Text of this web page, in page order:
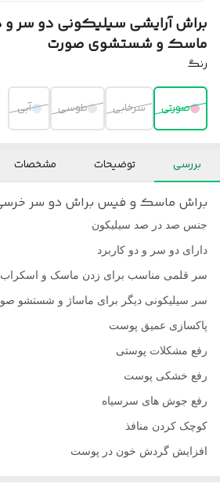
براش آرایشی سیلیکونی دو سر
ماسک و شستشوی صورت
رنگ
صورتی سرخابی طوسی آبی
بررسی توضیحات مشخصات
براش ماسک و فیس براش دو سر
جنس صد در صد سیلیکون
دارای دو سر و دو کاربرد
سر قلمی مناسب برای زدن ماسک و
سر سیلیکونی دیگر برای ماساژ و شستشو
پاکسازی عمیق پوست
رفع مشکلات پوستی
رفع خشکی پوست
رفع جوش های سرسیاه
کوچک کردن منافذ
افزایش گردش خون در پوست